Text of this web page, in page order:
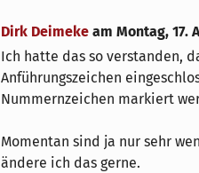
Dirk Deimeke am Montag, 17.
Ich hatte das so verstanden,
Anführungszeichen
Nummernzeichen markiert
Momentan sind ja nur sehr
ändere ich das gerne.